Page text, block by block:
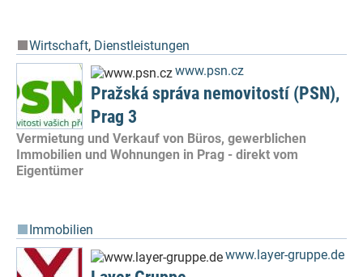
Wirtschaft, Dienstleistungen
www.psn.cz
Pražská správa nemovitostí (PSN),
Prag 3
Vermietung und Verkauf von Büros, gewerblichen
Immobilien und Wohnungen in Prag - direkt vom
Eigentümer
Immobilien
www.layer-gruppe.de